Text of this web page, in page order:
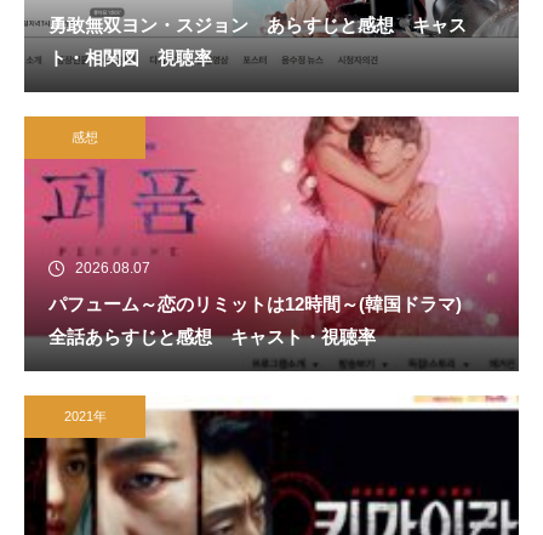
勇敢無双ヨン・スジョン あらすじと感想 キャス
ト・相関図 視聴率
感想
2026.08.07
パフューム～恋のリミットは12時間～(韓国ドラマ)
全話あらすじと感想 キャスト・視聴率
2021年